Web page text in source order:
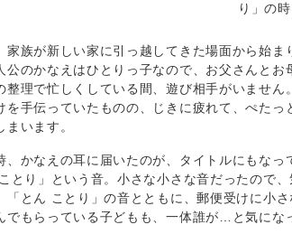
り」の
家族が新しい家に引っ越してきた場面から始ま
公のかなえはひとりっ子なので、お父さんとお
整理で忙しくしている間、遊び相手がいません
を手伝っていたものの、じきに疲れて、ぺたっ
まいます。
、かなえの耳に届いたのが、タイトルにもなっ
とり」という音。小さな小さな音だったので
「とん ことり」の音とともに、郵便受けに小
でもらっている子どもも、一体誰が…と気にな